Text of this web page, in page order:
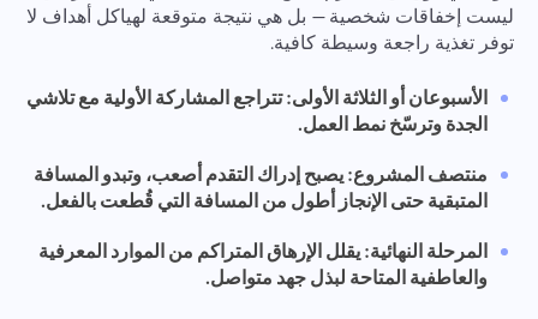
ليست إخفاقات شخصية — بل هي نتيجة متوقعة لهياكل أهداف لا
توفر تغذية راجعة وسيطة كافية.
الأسبوعان أو الثلاثة الأولى: تتراجع المشاركة الأولية مع تلاشي
الجدة وترسّخ نمط العمل.
منتصف المشروع: يصبح إدراك التقدم أصعب، وتبدو المسافة
المتبقية حتى الإنجاز أطول من المسافة التي قُطعت بالفعل.
المرحلة النهائية: يقلل الإرهاق المتراكم من الموارد المعرفية
والعاطفية المتاحة لبذل جهد متواصل.